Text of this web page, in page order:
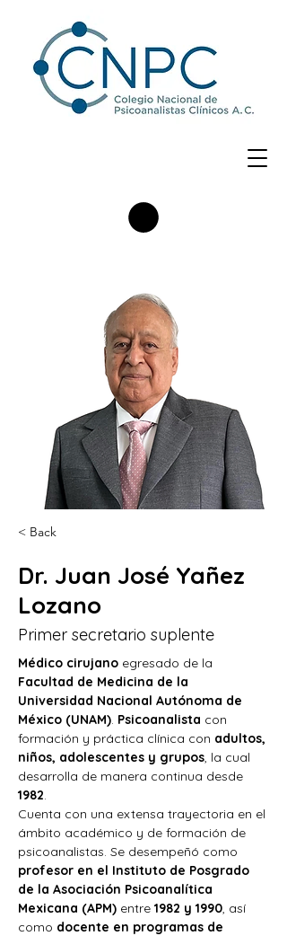
< Back
Dr. Juan José Yañez
Lozano
Primer secretario suplente
Médico cirujano egresado de la
Facultad de Medicina de la
Universidad Nacional Autónoma de
México (UNAM). Psicoanalista con
formación y práctica clínica con adultos,
niños, adolescentes y grupos, la cual
desarrolla de manera continua desde
1982.
Cuenta con una extensa trayectoria en el
ámbito académico y de formación de
psicoanalistas. Se desempeñó como
profesor en el Instituto de Posgrado
de la Asociación Psicoanalítica
Mexicana (APM) entre 1982 y 1990, así
como docente en programas de